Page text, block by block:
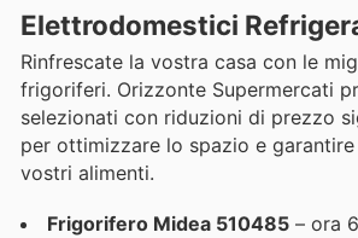
Elettrodomestici
Rinfrescate la vostra casa con le
frigoriferi. Orizzonte Supermercati
selezionati con riduzioni di prezzo
per ottimizzare lo spazio e
vostri alimenti.
Frigorifero Midea 510485 – ora